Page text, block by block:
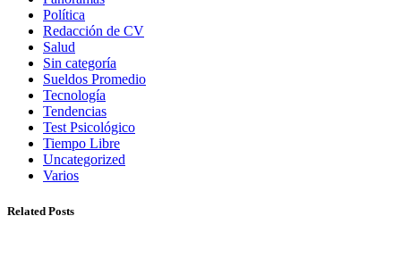
Política
Redacción de CV
Salud
Sin categoría
Sueldos Promedio
Tecnología
Tendencias
Test Psicológico
Tiempo Libre
Uncategorized
Varios
Related Posts